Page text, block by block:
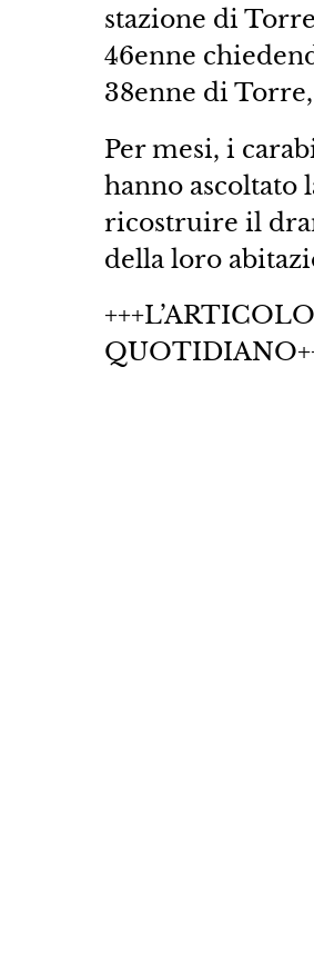
stazione di
46enne
38enne di
Per mesi, i
hanno ascoltato
ricostruire il
della loro